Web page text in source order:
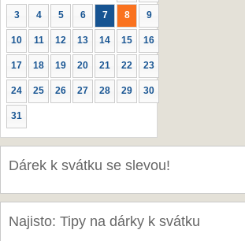
3 4 5 6 7 8 9
10 11 12 13 14 15 16
17 18 19 20 21 22 23
24 25 26 27 28 29 30
31
Dárek k svátku se slevou!
Najisto: Tipy na dárky k svátku